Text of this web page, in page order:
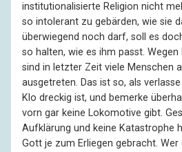
institutionalisierte Religion nicht
so intolerant zu gebärden, wie sie
überwiegend noch darf, soll es
so halten, wie es ihm passt.
sind in letzter Zeit viele Menschen
ausgetreten. Das ist so, als
Klo dreckig ist, und bemerke
vorn gar keine Lokomotive gibt.
Aufklärung und keine Katastrophe
Gott je zum Erliegen gebracht. Wer